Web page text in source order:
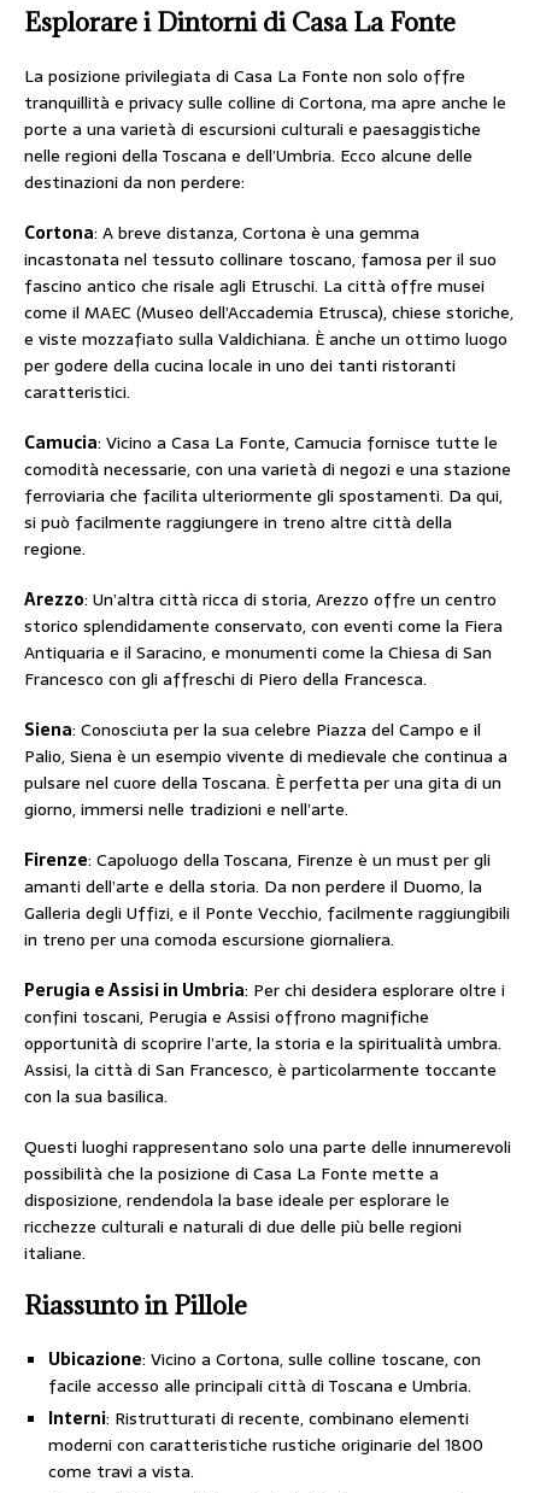
Esplorare i Dintorni di Casa La Fonte
La posizione privilegiata di Casa La Fonte non solo offre
tranquillità e privacy sulle colline di Cortona, ma apre anche le
porte a una varietà di escursioni culturali e paesaggistiche
nelle regioni della Toscana e dell’Umbria. Ecco alcune delle
destinazioni da non perdere:
Cortona: A breve distanza, Cortona è una gemma
incastonata nel tessuto collinare toscano, famosa per il suo
fascino antico che risale agli Etruschi. La città offre musei
come il MAEC (Museo dell’Accademia Etrusca), chiese storiche,
e viste mozzafiato sulla Valdichiana. È anche un ottimo luogo
per godere della cucina locale in uno dei tanti ristoranti
caratteristici.
Camucia: Vicino a Casa La Fonte, Camucia fornisce tutte le
comodità necessarie, con una varietà di negozi e una stazione
ferroviaria che facilita ulteriormente gli spostamenti. Da qui,
si può facilmente raggiungere in treno altre città della
regione.
Arezzo: Un’altra città ricca di storia, Arezzo offre un centro
storico splendidamente conservato, con eventi come la Fiera
Antiquaria e il Saracino, e monumenti come la Chiesa di San
Francesco con gli affreschi di Piero della Francesca.
Siena: Conosciuta per la sua celebre Piazza del Campo e il
Palio, Siena è un esempio vivente di medievale che continua a
pulsare nel cuore della Toscana. È perfetta per una gita di un
giorno, immersi nelle tradizioni e nell’arte.
Firenze: Capoluogo della Toscana, Firenze è un must per gli
amanti dell’arte e della storia. Da non perdere il Duomo, la
Galleria degli Uffizi, e il Ponte Vecchio, facilmente raggiungibili
in treno per una comoda escursione giornaliera.
Perugia e Assisi in Umbria: Per chi desidera esplorare oltre i
confini toscani, Perugia e Assisi offrono magnifiche
opportunità di scoprire l’arte, la storia e la spiritualità umbra.
Assisi, la città di San Francesco, è particolarmente toccante
con la sua basilica.
Questi luoghi rappresentano solo una parte delle innumerevoli
possibilità che la posizione di Casa La Fonte mette a
disposizione, rendendola la base ideale per esplorare le
ricchezze culturali e naturali di due delle più belle regioni
italiane.
Riassunto in Pillole
Ubicazione: Vicino a Cortona, sulle colline toscane, con
facile accesso alle principali città di Toscana e Umbria.
Interni: Ristrutturati di recente, combinano elementi
moderni con caratteristiche rustiche originarie del 1800
come travi a vista.